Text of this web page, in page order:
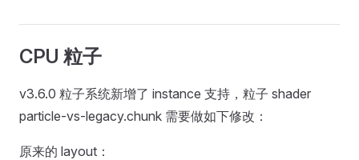
CPU 粒子
v3.6.0 粒子系统新增了 instance 支持，粒子 shader
particle-vs-legacy.chunk 需要做如下修改：
原来的 layout：